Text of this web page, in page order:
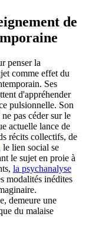
de
penser la
comme effet du
Ses
d'appréhender
pulsionnelle. Son
pas céder sur le
actuelle lance de
récits collectifs, de
le lien social se
le sujet en proie à
la psychanalyse
modalités inédites
demeure une
du malaise